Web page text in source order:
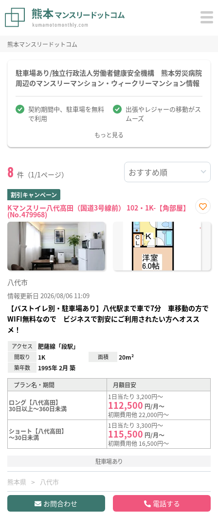
熊本マンスリードットコム
駐車場あり/独立行政法人労働者健康安全機構 熊本労災病院
周辺のマンスリーマンション・ウィークリーマンション情報
契約期間中、駐車場を無料
で利用
出張やレジャーの移動がス
ムーズ
もっと見る
8 件（1/1ページ）
割引キャンペーン
Kマンスリー八代高田（国道3号線前） 102・1K-【角部屋】
(No.479968)
に入
り登
八代市
情報更新日 2026/08/06 11:09
【バストイレ別・駐車場あり】八代駅まで車で7分 車移動の方で
WIFI無料なので ビジネスで割安にご利用されたい方へオスス
メ！
アクセス 肥薩線「段駅」
間取り 1K 面積 20m²
築年数 1995年 2月 築
プラン名・期間 月額目安
ロング【八代高田】
30日以上～360日未満
1日当たり 3,200円～
112,500 円/月～
初期費用他 22,000円～
ショート【八代高田】
～30日未満
1日当たり 3,300円～
115,500 円/月～
初期費用他 16,500円～
駐車場あり
熊本県 八代市
お問合わせ 電話する